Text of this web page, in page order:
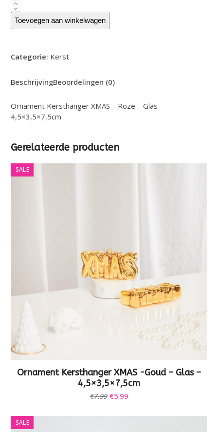
Ornament
Kersthanger
XMAS
-
-
aantal
Toevoegen aan winkelwagen
Categorie: Kerst
BeschrijvingBeoordelingen (0)
Ornament Kersthanger XMAS – Roze – Glas –
4,5×3,5×7,5cm
Gerelateerde producten
SALE
Ornament Kersthanger XMAS -Goud – Glas –
4,5×3,5×7,5cm
€7.99 Oorspronkelijke
was:
€5.99Huidige
is:
SALE